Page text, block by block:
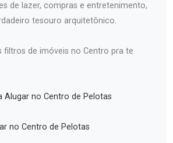
de lazer, compras e entretenimento,
tesouro arquitetônico.
filtros de imóveis no Centro pra te
Alugar no Centro de Pelotas
no Centro de Pelotas